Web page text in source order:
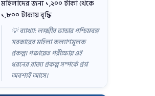
মহিলাদের জন্য ১,২০০ টাকা থেকে
১,৮০০ টাকায় বৃদ্ধি
💡 ব্যাখ্যা: লক্ষ্মীর ভান্ডার পশ্চিমবঙ্গ
সরকারের মহিলা কল্যাণমূলক
প্রকল্প। পঞ্চায়েত পরীক্ষায় এই
ধরনের রাজ্য প্রকল্প সম্পর্কে প্রশ্ন
অবশ্যই আসে।